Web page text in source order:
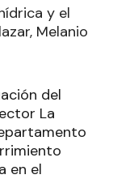
y el
Melanio
del
La
en el